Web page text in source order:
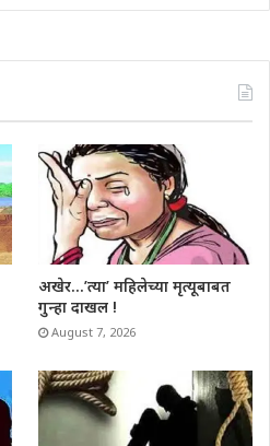
अखेर…’त्या’ महिलेच्या मृत्यूबाबत
गुन्हा दाखल !
August 7, 2026